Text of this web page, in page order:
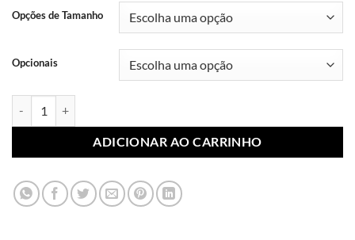
R$ 10,99
Opções de Tamanho
Opcionais
ADICIONAR AO CARRINHO